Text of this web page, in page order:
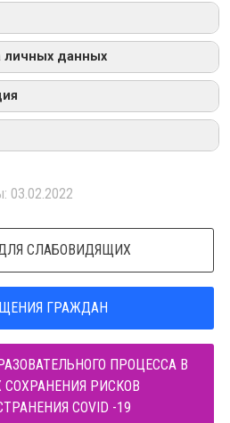
личных данных
03.02.2022
СЛАБОВИДЯЩИХ
ГРАЖДАН
ПРОЦЕССА В
СОХРАНЕНИЯ РИСКОВ
COVID -19